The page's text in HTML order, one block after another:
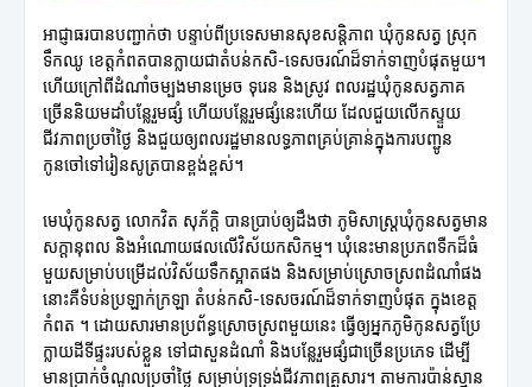
អាជ្ញាធរបានបញ្ជាក់ថា បន្ទាប់ពីប្រទេសមានសុខសន្តិភាព ឃុំកូនសត្វ ស្រុក
ទឹកឈូ ខេត្តកំពតបានក្លាយជាតំបន់កសិ-ទេសចរណ៍ដ៏ទាក់ទាញបំផុតមួយ។
ហើយក្រៅពីដំណាំចម្បងមានម្រេច ទុរេន និងស្រូវ ពលរដ្ឋឃុំកូនសត្វភាគ
ច្រើននិយមដាំបន្លែរួមផ្សំ ហើយបន្លែរួមផ្សំនេះហើយ ដែលជួយលើកស្ទួយ
ជីវភាពប្រចាំថ្ងៃ និងជួយឲ្យពលរដ្ឋមានលទ្ធភាពគ្រប់គ្រាន់ក្នុងការបញ្ជូន
កូនចៅទៅរៀនសូត្របានខ្ពង់ខ្ពស់។
មេឃុំកូនសត្វ លោកវិត សុភ័ក្តិ បានប្រាប់ឲ្យដឹងថា ភូមិសាស្ត្រឃុំកូនសត្វមាន
សក្តានុពល និងអំណោយផលលើវិស័យកសិកម្ម។ ឃុំនេះមានប្រភពទឺកដ៏ធំ
មួយសម្រាប់បម្រើដល់វិស័យទឹកស្អាតផង និងសម្រាប់ស្រោចស្រពដំណាំផង
នោះគឺទំបន់ប្រឡាក់ក្រឡា តំបន់កសិ-ទេសចរណ៍ដ៏ទាក់ទាញបំផុត ក្នុងខេត្ត
កំពត ។ ដោយសារមានប្រព័ន្ធស្រោចស្រពមួយនេះ ធ្វើឲ្យអ្នកភូមិកូនសត្វប្រែ
ក្លាយដីទីផ្ទះរបស់ខ្លួន ទៅជាសួនដំណាំ និងបន្លែរួមផ្សំជាច្រើនប្រភេទ ដើម្បី
មានប្រាក់ចំណូលប្រចាំថ្ងៃ សម្រាប់ទ្រទ្រង់ជីវភាពគ្រួសារ។ តាមការប៉ាន់ស្មាន